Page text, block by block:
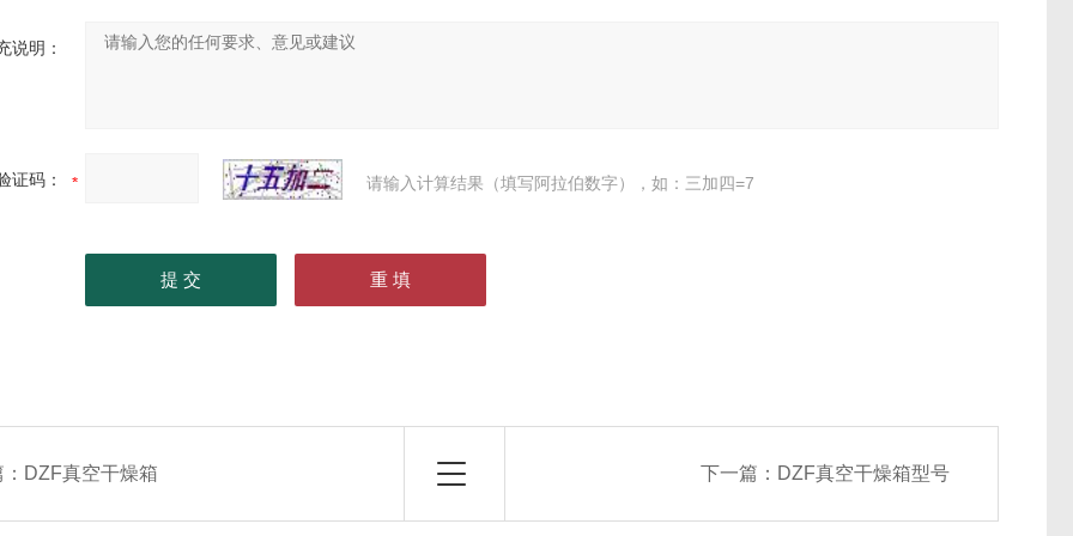
说明：
证码： 请输入计算结果（填写阿拉伯数字），如：三加四=7
DZF真空干燥箱 下一篇： DZF真空干燥箱型号